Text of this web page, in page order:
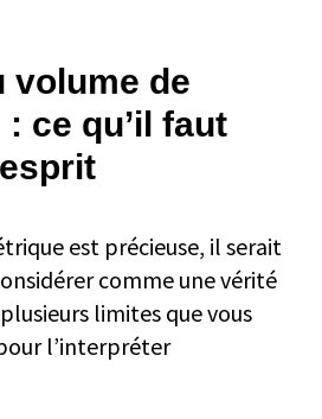
volume de
ce qu’il faut
est précieuse, il serait
comme une vérité
limites que vous
l’interpréter